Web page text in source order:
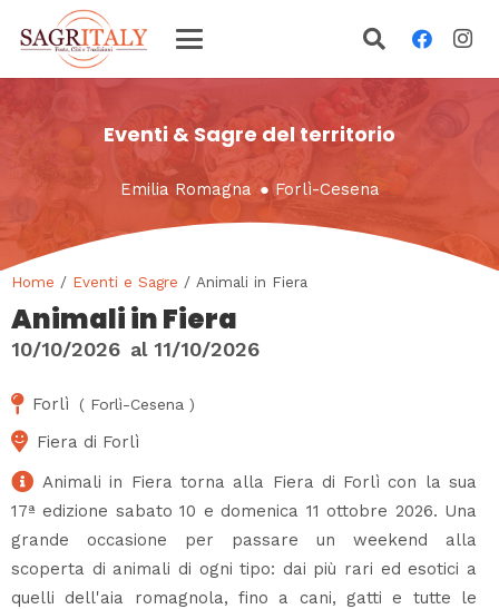
Eventi & Sagre del territorio
Emilia Romagna ● Forlì-Cesena
Home / Eventi e Sagre / Animali in Fiera
Animali in Fiera
10/10/2026 al 11/10/2026
Forlì ( Forlì-Cesena )
Fiera di Forlì
Animali in Fiera torna alla Fiera di Forlì con la sua
17ª edizione sabato 10 e domenica 11 ottobre 2026. Una
grande occasione per passare un weekend alla
scoperta di animali di ogni tipo: dai più rari ed esotici a
quelli dell'aia romagnola, fino a cani, gatti e tutte le